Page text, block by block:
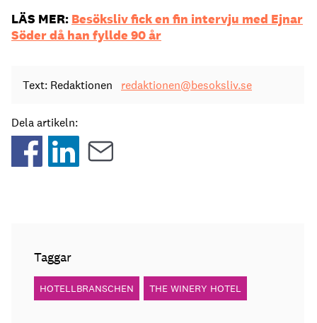
LÄS MER: Besöksliv fick en fin intervju med Ejnar
Söder då han fyllde 90 år
Text: Redaktionen redaktionen@besoksliv.se
Dela artikeln:
Taggar
HOTELLBRANSCHEN THE WINERY HOTEL